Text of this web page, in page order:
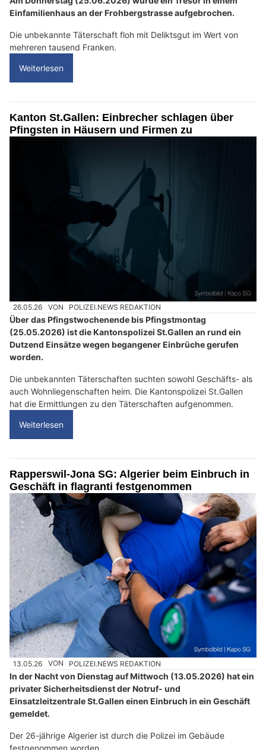
Einfamilienhaus an der Frohbergstrasse aufgebrochen.
Die unbekannte Täterschaft floh mit Deliktsgut im Wert von
mehreren tausend Franken.
Weiterlesen
Kanton St.Gallen: Einbrecher schlagen über
Pfingsten in Häusern und Firmen zu
26.05.26 VON POLIZEI.NEWS REDAKTION
Über das Pfingstwochenende bis Pfingstmontag
(25.05.2026) ist die Kantonspolizei St.Gallen an rund ein
Dutzend Einsätze wegen begangener Einbrüche gerufen
worden.
Die unbekannten Täterschaften suchten sowohl Geschäfts- als
auch Wohnliegenschaften heim. Die Kantonspolizei St.Gallen
hat die Ermittlungen zu den Täterschaften aufgenommen.
Weiterlesen
Rapperswil-Jona SG: Algerier beim Einbruch in
Geschäft in flagranti festgenommen
13.05.26 VON POLIZEI.NEWS REDAKTION
In der Nacht von Dienstag auf Mittwoch (13.05.2026) hat ein
privater Sicherheitsdienst der Notruf- und
Einsatzleitzentrale St.Gallen einen Einbruch in ein Geschäft
gemeldet.
Der 26-jährige Algerier ist durch die Polizei im Gebäude
festgenommen worden.